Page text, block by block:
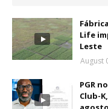
Life
Leste
August
PGR
Club-